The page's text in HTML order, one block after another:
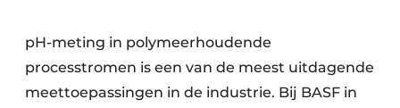
pH-meting in polymeerhoudende
processtromen is een van de meest uitdagende
meettoepassingen in de industrie. Bij BASF in